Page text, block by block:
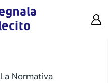
La Normativa